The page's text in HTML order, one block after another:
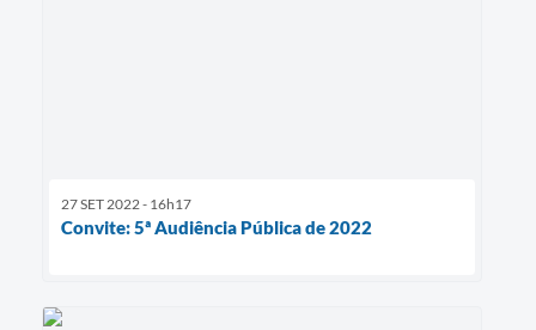
27 SET 2022 - 16h17
Convite: 5ª Audiência Pública de 2022